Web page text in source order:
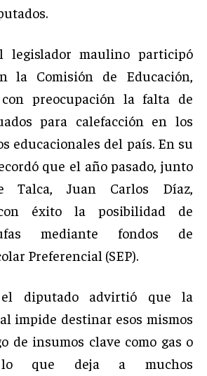
legislador maulino participó
la Comisión de Educación,
preocupación la falta de
para calefacción en los
educacionales del país. En su
que el año pasado, junto
Talca, Juan Carlos Díaz,
éxito la posibilidad de
mediante fondos de
Preferencial (SEP).
diputado advirtió que la
impide destinar esos mismos
de insumos clave como gas o
lo que deja a muchos